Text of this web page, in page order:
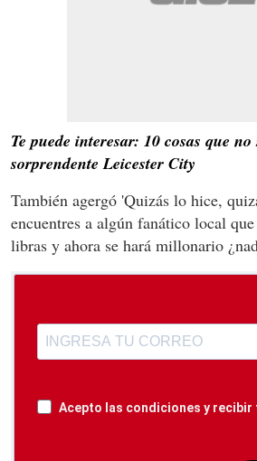
Te puede interesar: 10 cosas que
sorprendente Leicester City
También agergó 'Quizás lo hice,
encuentres a algún fanático local
libras y ahora se hará millonario
Acepto las condiciones y